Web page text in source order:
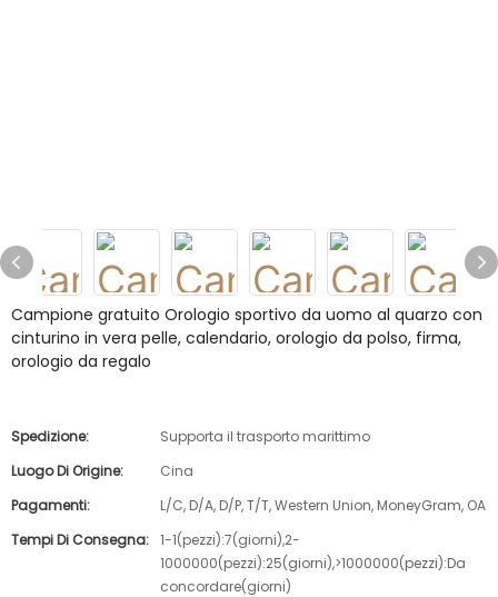
Campione gratuito Orologio sportivo da uomo al quarzo con
cinturino in vera pelle, calendario, orologio da polso, firma,
orologio da regalo
Spedizione:
Supporta il trasporto marittimo
Luogo Di Origine:
Cina
Pagamenti:
L/C, D/A, D/P, T/T, Western Union, MoneyGram, OA
Tempi Di Consegna: 1-1(pezzi):7(giorni),2-
1000000(pezzi):25(giorni),>1000000(pezzi):Da
concordare(giorni)